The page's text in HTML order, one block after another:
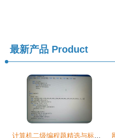
最新产品 Product